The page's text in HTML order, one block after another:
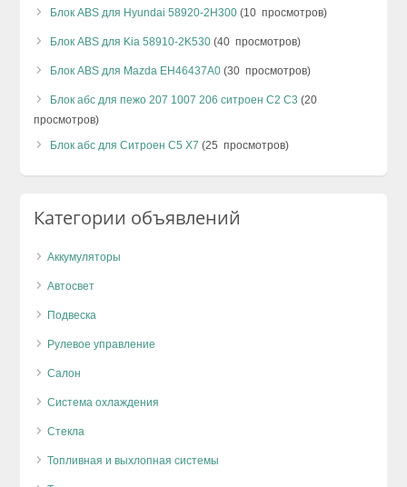
Блок ABS для Hyundai 58920-2H300 (10 просмотров)
Блок ABS для Kia 58910-2K530 (40 просмотров)
Блок ABS для Mazda EH46437A0 (30 просмотров)
Блок абс для пежо 207 1007 206 ситроен С2 С3 (20
просмотров)
Блок абс для Ситроен C5 X7 (25 просмотров)
Категории объявлений
Аккумуляторы
Автосвет
Подвеска
Рулевое управление
Салон
Система охлаждения
Стекла
Топливная и выхлопная системы